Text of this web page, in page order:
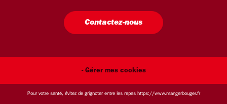
Contactez-nous
- Gérer mes cookies
Pour votre santé, évitez de grignoter entre les repas https://www.mangerbouger.fr